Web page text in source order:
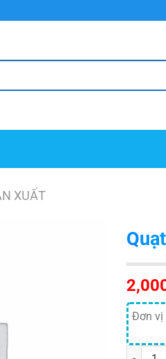
XUẤT
Đơn vị
Số lượng